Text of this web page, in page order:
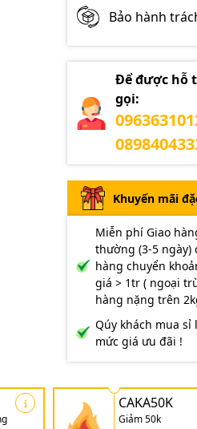
Bảo hành
Để được hỗ
gọi:
Khuyến mãi
Miễn phí Giao
thường (3-5 ngày)
hàng chuyển
giá > 1tr ( ngoại
hàng nặng trên
Qúy khách mua sỉ
mức giá ưu đãi !
CAKA50K
Giảm 50k